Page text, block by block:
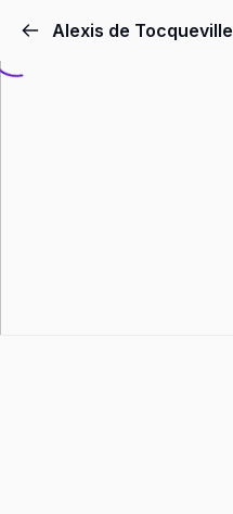
para
o
Alexis de Tocqueville